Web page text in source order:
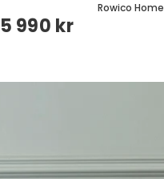
5 990 kr
Rowico Home